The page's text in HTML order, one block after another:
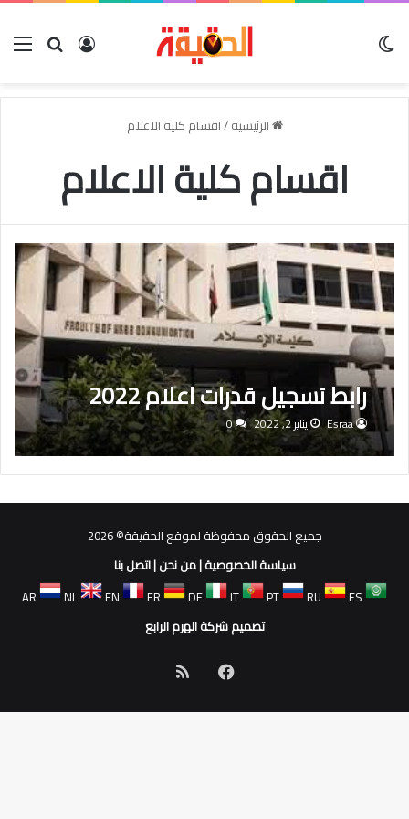
بحث عنتسجيل
الرئيسية/اقسام كلية الاعلام
اقسام كلية الاعلام
رابط تسجيل قدرات اعلام 2022
Esraa يناير 2, 2022 0
جميع الحقوق محفوظة لموقع الحقيقة© 2026
سياسة الخصوصية|من نحن|اتصل بنا
AR
NL EN FR DE IT PT RU
ES
تصميم شركة الهرم الرابع
فيسبوك
الموقع